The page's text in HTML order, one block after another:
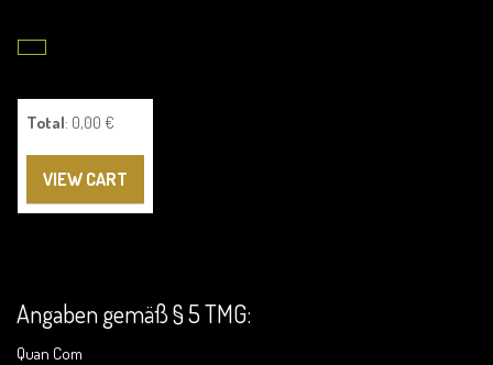
Total: 0,00 €
VIEW CART
Angaben gemäß § 5 TMG:
Quan Com